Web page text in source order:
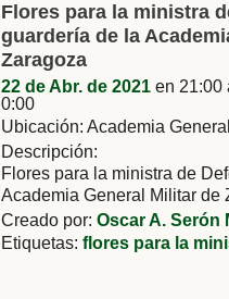
Flores para la ministra
guardería de la
Zaragoza
22 de Abr. de 2021en 21:00
0:00
Ubicación: Academia
Descripción:
Flores para la ministra de
Academia General Militar de
Creado por: Oscar A. Serón
Etiquetas: flores para la